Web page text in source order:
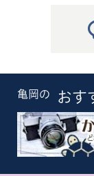
亀岡の おす